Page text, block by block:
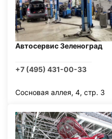
Автосервис Зеленоград
+7 (495) 431-00-33
Сосновая аллея, 4, стр. 3